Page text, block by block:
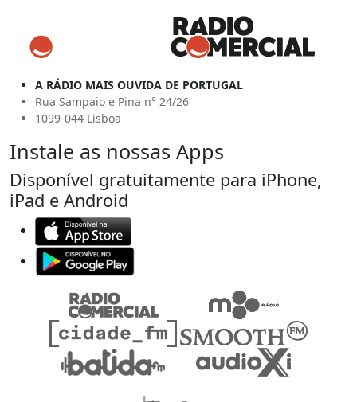
A RÁDIO MAIS OUVIDA DE PORTUGAL
Rua Sampaio e Pina n° 24/26
1099-044 Lisboa
Instale as nossas Apps
Disponível gratuitamente para iPhone,
iPad e Android